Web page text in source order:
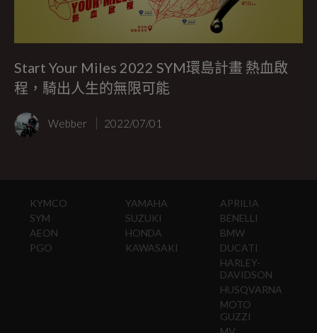
Start Your Miles 2022 SYM環島計畫 熱血啟
程，騎出人生的無限可能
Webber 2022/07/01
KYMCO
SYM
AEON
PGO
YAMAHA
SUZUKI
HONDA
KAWASAKI
APRILIA
BENELLI
BMW
DUCATI
HARLEY-
DAVIDSON
HUSQVARNA
MOTO
GUZZI